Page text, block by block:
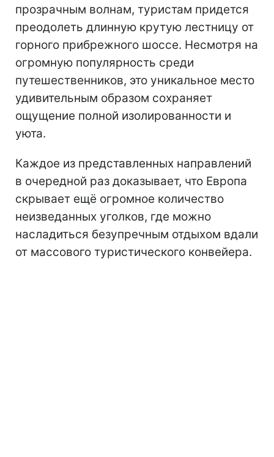
прозрачным волнам, туристам придется
преодолеть длинную крутую лестницу от
горного прибрежного шоссе. Несмотря на
огромную популярность среди
путешественников, это уникальное место
удивительным образом сохраняет
ощущение полной изолированности и
уюта.
Каждое из представленных направлений
в очередной раз доказывает, что Европа
скрывает ещё огромное количество
неизведанных уголков, где можно
насладиться безупречным отдыхом вдали
от массового туристического конвейера.